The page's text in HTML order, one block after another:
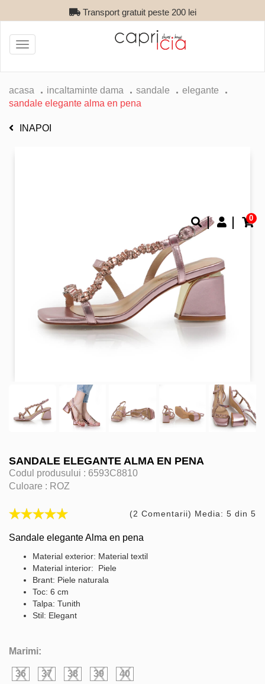
Transport gratuit peste 200 lei
0
Toggle
navigation
acasa incaltaminte dama sandale
elegante
sandale elegante alma en pena
INAPOI
SANDALE ELEGANTE ALMA EN PENA
Codul produsului : 6593C8810
Culoare : ROZ
(2 Comentarii) Media: 5 din 5
Sandale elegante Alma en pena
Material exterior: Material textil
Material interior: Piele
Brant: Piele naturala
Toc: 6 cm
Talpa: Tunith
Stil: Elegant
Marimi:
36 37 38 39 40